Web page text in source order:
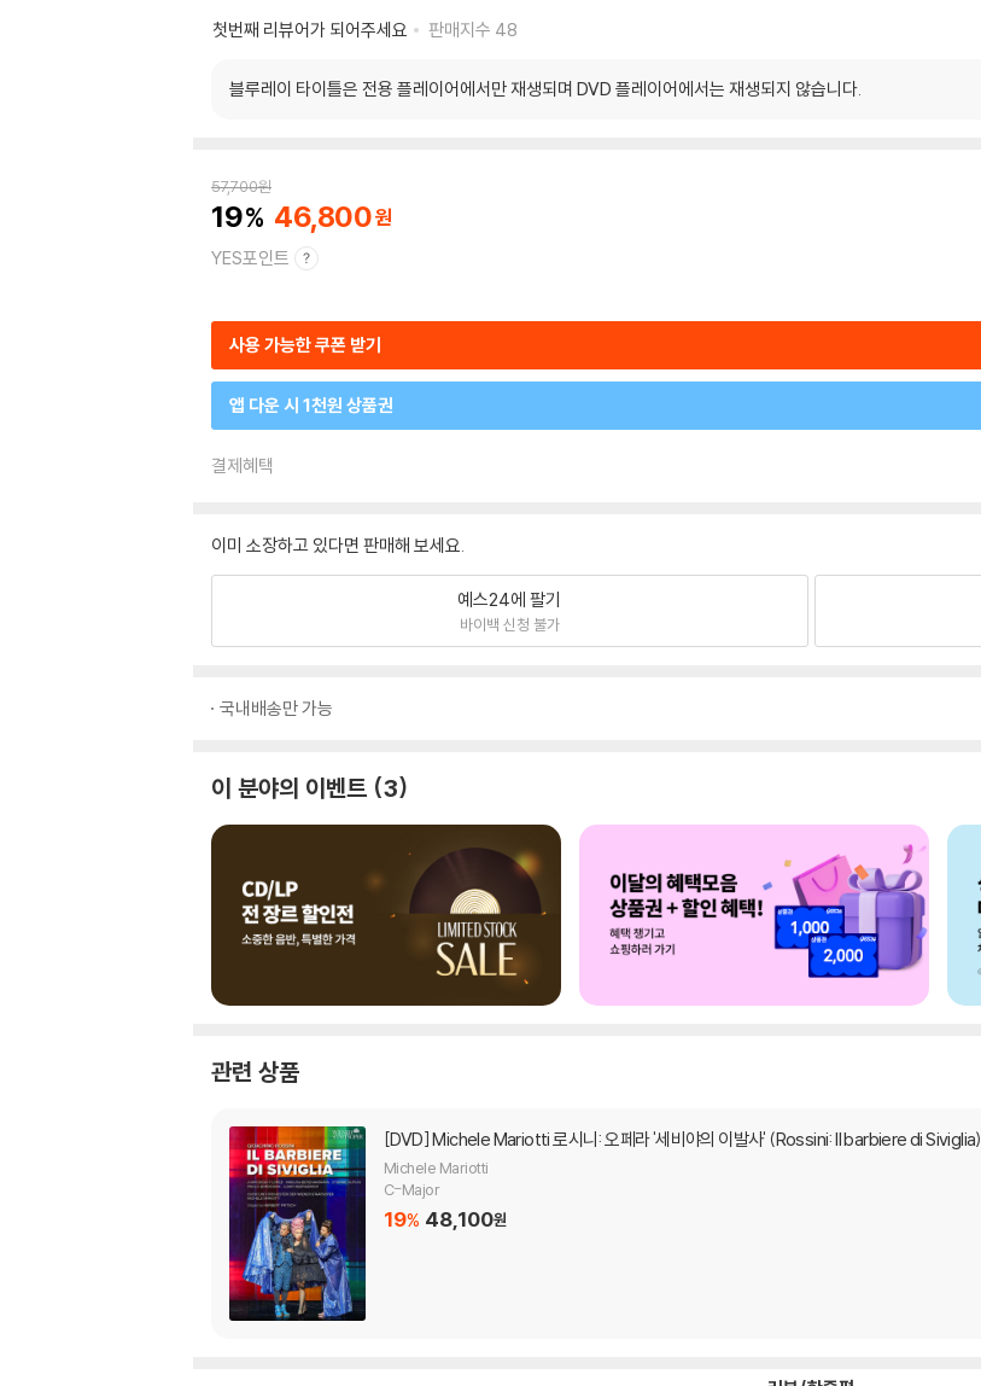
첫번째 리뷰어가 되어주세요
판매지수 48
블루레이 타이틀은 전용 플레이어에서만 재생되며 DVD 플레이어에서는 재생되지 않습니다.
57,700원
19 46,800
YES포인트
사용 가능한 쿠폰 받기
앱 다운 시 1천원 상품권
결제혜택
이미 소장하고 있다면 판매해 보세요.
예스24에 팔기
바이백 신청 불가
국내배송만 가능
이 분야의 이벤트 3
관련 상품
[DVD]Michele Mariotti 로시니: 오페라 '세비야의 이발사' (Rossini: Il barbiere di Siviglia)
Michele Mariotti
C-Major
19% 48,100원